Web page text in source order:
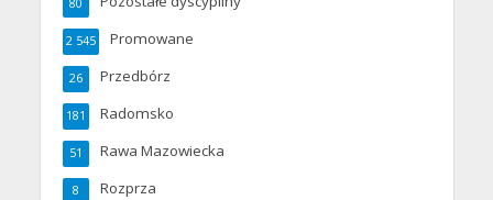
80
Promowane
2 545
Przedbórz
26
Radomsko
181
Rawa Mazowiecka
51
Rozprza
8